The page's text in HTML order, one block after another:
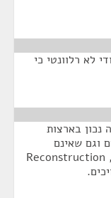
לא רלוונטי כי
נכון בארצות
וגם שאינם
אורתודוכסים, קרי רפורמים, קונסרבטיבים, Reconstruction